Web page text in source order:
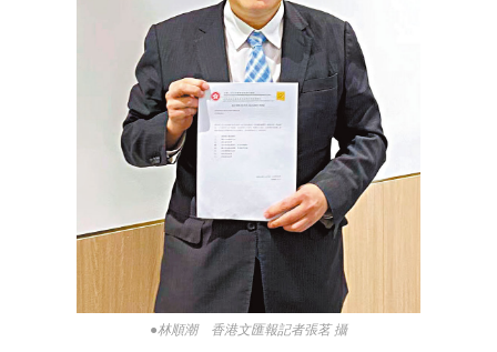
●林順潮 香港文匯報記者張茗 攝